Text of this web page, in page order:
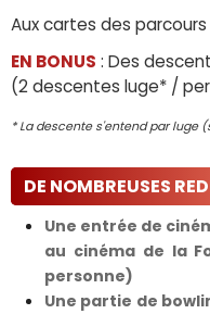
Aux cartes des
EN BONUS : Des
(2 descentes luge* /
* La descente s'entend par luge
DE NOMBREUSES
Une entrée de
au cinéma de la
personne)
Une partie de